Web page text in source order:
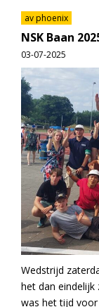
av phoenix
NSK Baan
03-07-2025
Wedstrijd
het dan eindelijk
was het tijd voor